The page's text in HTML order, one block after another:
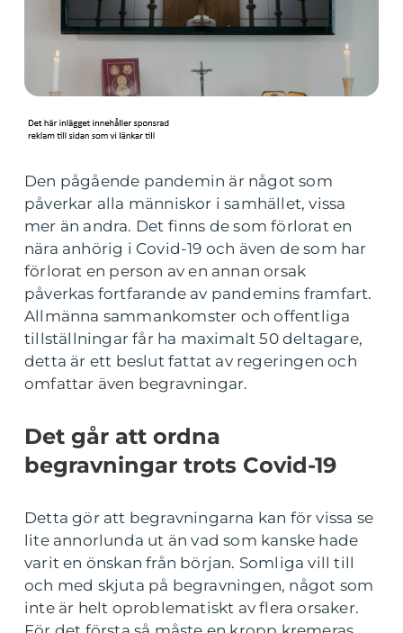
Den pågående pandemin är något som
påverkar alla människor i samhället, vissa
mer än andra. Det finns de som förlorat en
nära anhörig i Covid-19 och även de som har
förlorat en person av en annan orsak
påverkas fortfarande av pandemins framfart.
Allmänna sammankomster och offentliga
tillställningar får ha maximalt 50 deltagare,
detta är ett beslut fattat av regeringen och
omfattar även begravningar.
Det går att ordna
begravningar trots Covid-19
Detta gör att begravningarna kan för vissa se
lite annorlunda ut än vad som kanske hade
varit en önskan från början. Somliga vill till
och med skjuta på begravningen, något som
inte är helt oproblematiskt av flera orsaker.